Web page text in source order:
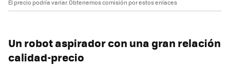
El precio podría variar. Obtenemos comisión por estos enlaces
Un robot aspirador con una gran relación
calidad-precio